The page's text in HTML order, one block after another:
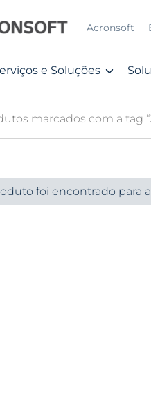
Acronsoft
e Soluções
marcados com a tag
foi encontrado para a